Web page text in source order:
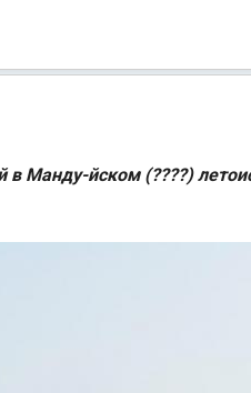
Манду-йском (????)